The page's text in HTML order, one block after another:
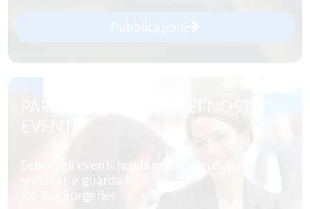
Pubblicazioni
PARTECIPA AD UNO DEI NOSTRI
Scopri gli eventi residenziali, partecipa ai
webinar e guarda le
Re-live Surgeries